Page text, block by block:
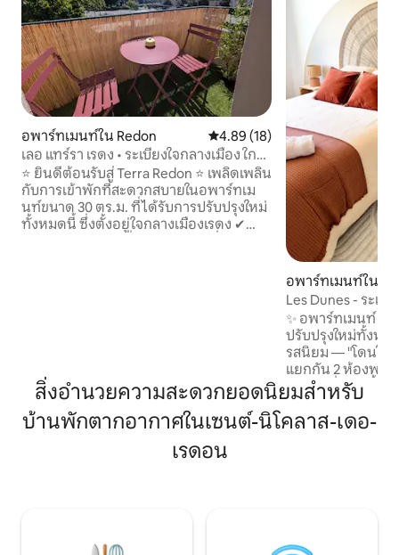
อพาร์ทเมนท์ใน Redon คะแนนเฉลี่ย 4.89 จาก 5, 18 รีวิว
4.89 (18)
เลอ แทร์รา เรดง • ระเบียงใจกลางเมือง ใกล้
สถานีรถไฟ
⭐ ยินดีต้อนรับสู่ Terra Redon ⭐ เพลิดเพลิน
กับการเข้าพักที่สะดวกสบายในอพาร์ทเม
นท์ขนาด 30 ตร.ม. ที่ได้รับการปรับปรุงใหม่
ทั้งหมดนี้ ซึ่งตั้งอยู่ใจกลางเมืองเรดง ✔
ระหว่างการเดินทางตามเส้นทาง
Vélodyssée
อพาร์ทเมนท์ใน
de-Redon
Les Dunes - ระเบี
ใกล้เรดอน
✨ อพาร์ทเมนท์ 2
ปรับปรุงใหม่ทั้งหม
รสนิยม — "โดนใจผู้เข้าพัก
แยกกัน 2 ห้องพร้อ
ส่วนตัวที่มีเก้าอี้อา
4 คน 👫 เหมาะสำหรับการเดินทางเพื่อ
ธุรกิจ คู่รัก ครอบค
สิ่งอำนวยความสะดวกยอดนิยมสำหรับ
บ้านพักตากอากาศในเซนต์-นิโคลาส-เดอ-
เรดอน